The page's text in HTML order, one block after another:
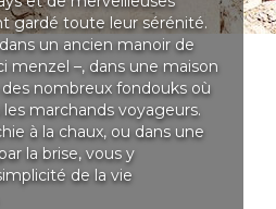
gardé toute leur sérénité.
un ancien manoir de
menzel –, dans une maison
nombreux fondouks où
les marchands voyageurs.
à la chaux, ou dans une
la brise, vous y
de la vie